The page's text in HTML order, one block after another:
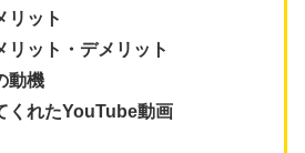
リット
リット・デメリット
動機
くれたYouTube動画